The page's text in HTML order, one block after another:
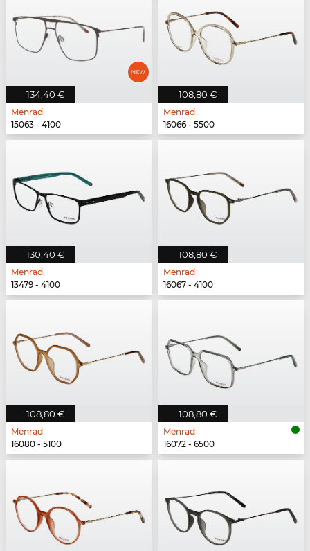
134,40 €
Menrad
15063 - 4100
108,80 €
Menrad
16066 - 5500
130,40 €
Menrad
13479 - 4100
108,80 €
Menrad
16067 - 4100
108,80 €
Menrad
16080 - 5100
108,80 €
Menrad
16072 - 6500